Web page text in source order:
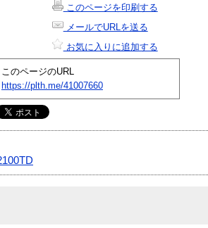
このページを印刷する
メールでURLを送る
お気に入りに追加する
このページのURL
https://plth.me/41007660